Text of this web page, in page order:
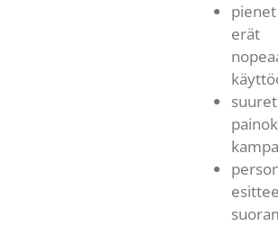
pienet
erät
suuret